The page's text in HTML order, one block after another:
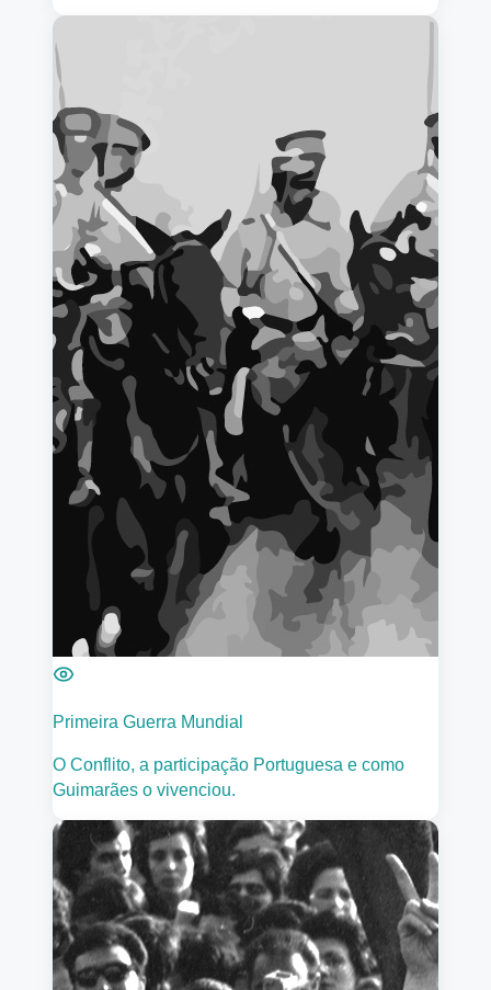
Primeira Guerra Mundial
O Conflito, a participação Portuguesa e como
Guimarães o vivenciou.